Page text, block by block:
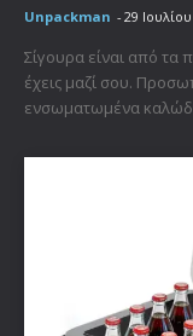
Unpackman - 29
Σίγουρα είναι από τα
έχεις μαζί σου.
ενσωματωμένα